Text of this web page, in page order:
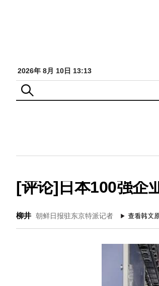
2026年 8月 10日 13:13
[评论]日本100强企
柳井 朝鲜日报驻东京特派记者